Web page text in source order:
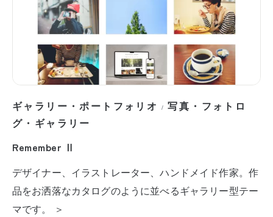
ギャラリー・ポートフォリオ /写真・フォトロ
グ・ギャラリー
Remember Ⅱ
デザイナー、イラストレーター、ハンドメイド作家。作
品をお洒落なカタログのように並べるギャラリー型テー
マです。 ＞